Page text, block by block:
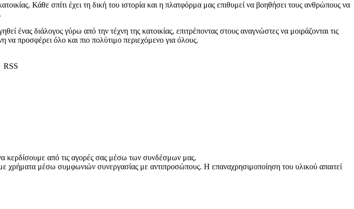
Κάθε σπίτι έχει τη δική του ιστορία και η πλατφόρμα μας επιθυμεί να βοηθήσει τους ανθρώπους να
ένας διάλογος γύρω από την τέχνη της κατοικίας, επιτρέποντας στους αναγνώστες να μοιράζονται τις
να προσφέρει όλο και πιο πολύτιμο περιεχόμενο για όλους.
RSS
κερδίσουμε από τις αγορές σας μέσω των συνδέσμων μας.
χρήματα μέσω συμφωνιών συνεργασίας με αντιπροσώπους. Η επαναχρησιμοποίηση του υλικού απαιτεί